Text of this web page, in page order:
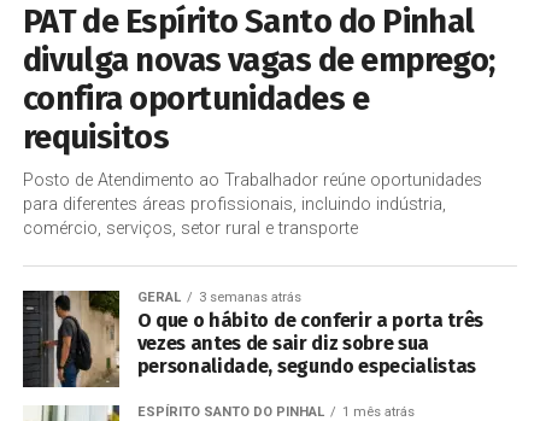
PAT de Espírito Santo do Pinhal
divulga novas vagas de emprego;
confira oportunidades e
requisitos
Posto de Atendimento ao Trabalhador reúne oportunidades
para diferentes áreas profissionais, incluindo indústria,
comércio, serviços, setor rural e transporte
GERAL 3 semanas atrás
O que o hábito de conferir a porta três
vezes antes de sair diz sobre sua
personalidade, segundo especialistas
ESPÍRITO SANTO DO PINHAL 1 mês atrás